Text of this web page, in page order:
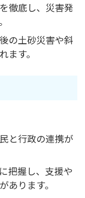
徹底し、災害発
の土砂災害や斜
ます。
と行政の連携が
把握し、支援や
あります。